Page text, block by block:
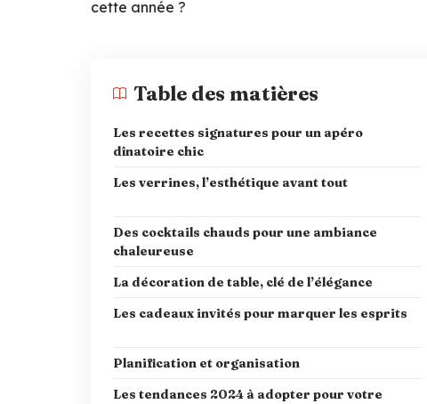
cette année ?
Table des matières
Les recettes signatures pour un apéro
dînatoire chic
Les verrines, l’esthétique avant tout
Des cocktails chauds pour une ambiance
chaleureuse
La décoration de table, clé de l’élégance
Les cadeaux invités pour marquer les esprits
Planification et organisation
Les tendances 2024 à adopter pour votre